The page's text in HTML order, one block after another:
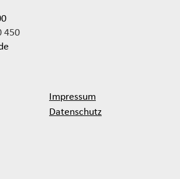
450
Impressum
Datenschutz